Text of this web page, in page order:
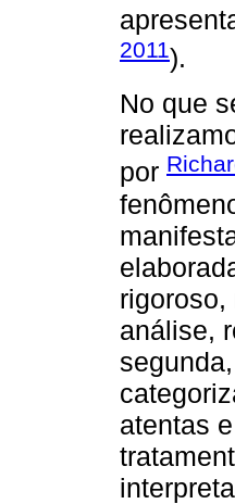
2011).
No que
por
análise,
atentas